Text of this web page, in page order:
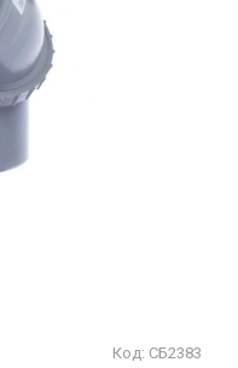
Код: СБ2383